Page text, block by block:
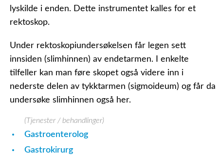
lyskilde i enden. Dette instrumentet kalles for et
rektoskop.
Under rektoskopiundersøkelsen får legen sett
innsiden (slimhinnen) av endetarmen. I enkelte
tilfeller kan man føre skopet også videre inn i
nederste delen av tykktarmen (sigmoideum) og får da
undersøke slimhinnen også her.
(Tjenester / behandlinger)
Gastroenterolog
Gastrokirurg